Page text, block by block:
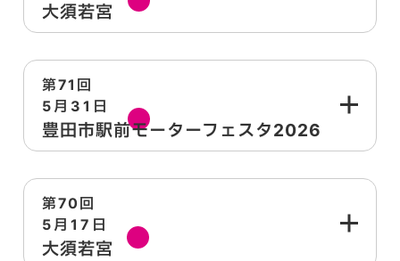
大須若宮
第71回
5月31日
日
豊田市駅前モーターフェスタ2026
第70回
5月17日
日
大須若宮